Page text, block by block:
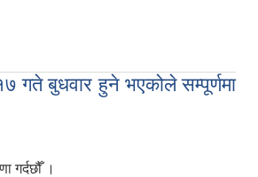
गते बुधवार हुने भएकोले सम्पूर्णमा
गर्दछौँ ।